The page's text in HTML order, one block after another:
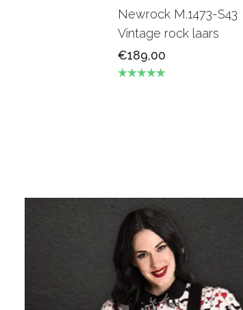
Newrock M.1473-S43
Vintage rock laars
€189,00